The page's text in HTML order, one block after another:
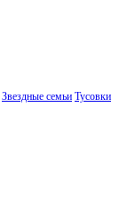
Звездные семьи Тусовки